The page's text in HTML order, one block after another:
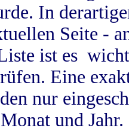
In
Seite -
ist es
Eine
nur
und Jahr.